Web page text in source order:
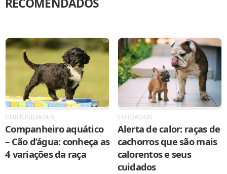
RECOMENDADOS
CURIOSIDADES
Companheiro aquático
– Cão d’água: conheça as
4 variações da raça
CUIDADOS
Alerta de calor: raças de
cachorros que são mais
calorentos e seus
cuidados